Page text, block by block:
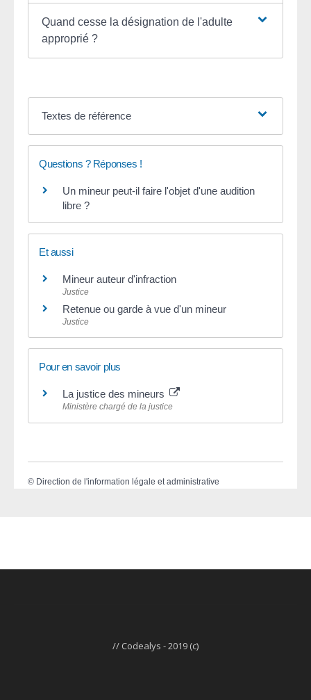
Quand cesse la désignation de l'adulte
approprié ?
Textes de référence
Questions ? Réponses !
Un mineur peut-il faire l'objet d'une audition
libre ?
Et aussi
Mineur auteur d'infraction
Justice
Retenue ou garde à vue d'un mineur
Justice
Pour en savoir plus
La justice des mineurs
Ministère chargé de la justice
© Direction de l'information légale et administrative
// Codealys - 2019 (c)